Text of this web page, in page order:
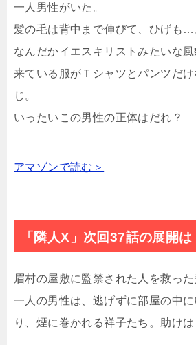
一人男性がいた。
髪の毛は背中まで伸びて、ひげも…
なんだかイエスキリストみたいな風
来ている服がＴシャツとパンツだ
じ。
いったいこの男性の正体はだれ？
アマゾンで読む＞
「隣人X」次回37話の展開は
眉村の屋敷に監禁された人を救っ
一人の男性は、逃げずに部屋の中
り、煙に巻かれる祥子たち。助けは